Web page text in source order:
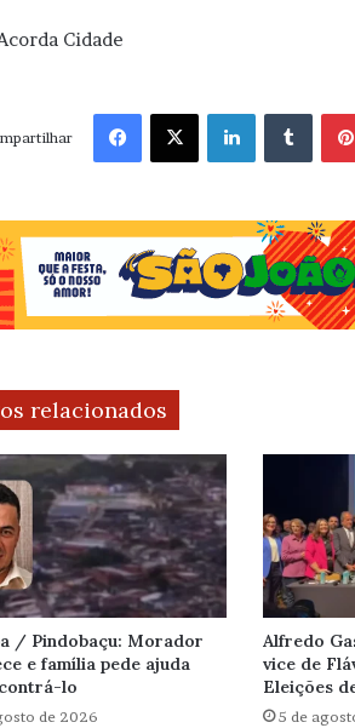
Cidade
Facebook X Linkedin
relacionados
/ Pindobaçu: Morador
e família pede ajuda
lo
de 2026
Alfredo
vice de
Eleições
5 de